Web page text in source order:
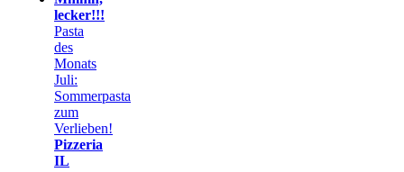
lecker!!!
Pasta
des
Monats
Juli:
Sommerpasta
zum
Verlieben!
Pizzeria
IL